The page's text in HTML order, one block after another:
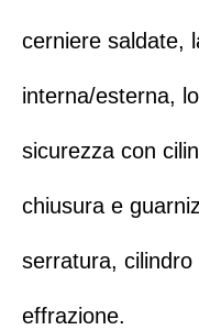
cerniere saldate,
interna/esterna,
sicurezza con
chiusura e
serratura, cilindro
effrazione.